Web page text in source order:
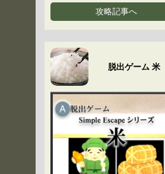
攻略記事へ
脱出ゲーム 米